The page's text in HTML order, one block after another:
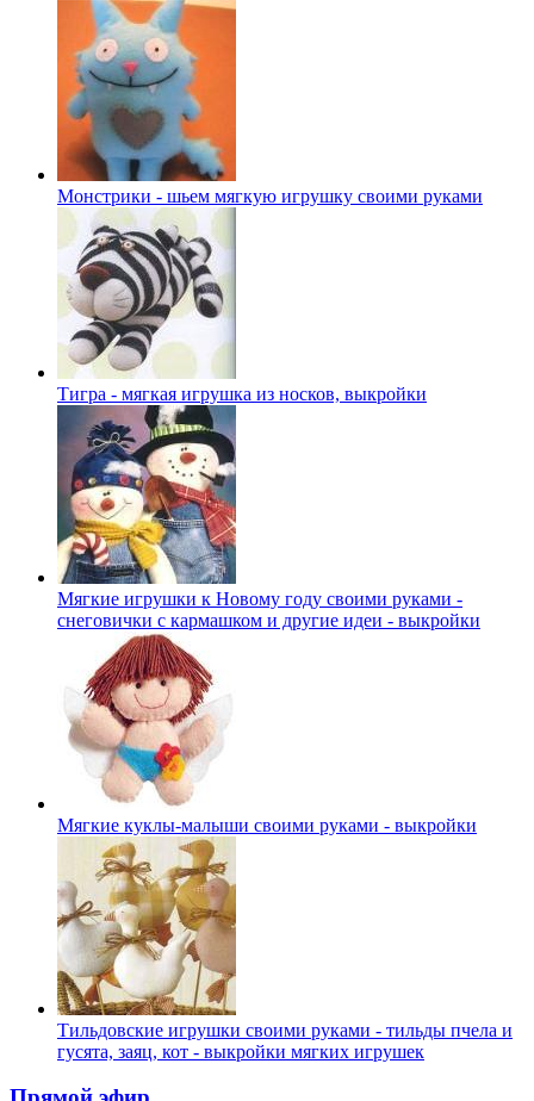
Монстрики - шьем мягкую игрушку своими руками
Тигра - мягкая игрушка из носков, выкройки
Мягкие игрушки к Новому году своими руками -
снеговички с кармашком и другие идеи - выкройки
Мягкие куклы-малыши своими руками - выкройки
Тильдовские игрушки своими руками - тильды пчела и
гусята, заяц, кот - выкройки мягких игрушек